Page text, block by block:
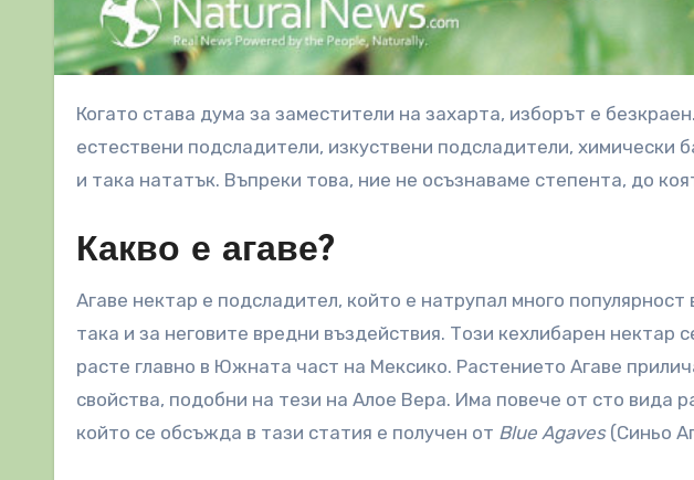
Когато става дума за заместители на захарта, изборът е безкраен. Човек може да попаднете на
естествени подсладители, изкуствени подсладители, химически
и така нататък. Въпреки това, ние не осъзнаваме степента, до
Какво е агаве?
Агаве нектар е подсладител, който е натрупал много популярност
така и за неговите вредни въздействия. Този кехлибарен нектар
расте главно в Южната част на Мексико. Растението Агаве
свойства, подобни на тези на Алое Вера. Има повече от сто вида
който се обсъжда в тази статия е получен от Blue Agaves(Синьо